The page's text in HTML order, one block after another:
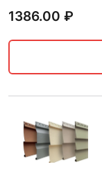
1386.00 ₽